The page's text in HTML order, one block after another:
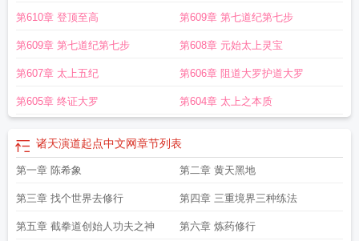
演道123诸天演道百度百科 诸天演道5200诸天演道鹿食萍诸天演道从打破人
第610章 登顶至高 第609章 第七道纪第七步
第609章 第七道纪第七步 第608章 元始太上灵宝
第607章 太上五纪 第606章 阻道大罗护道大罗
第605章 终证大罗 第604章 太上之本质
诸天演道起点中文网章节列表
第一章 陈希象 第二章 黄天黑地
第三章 找个世界去修行 第四章 三重境界三种练法
第五章 截拳道创始人功夫之神 第六章 炼药修行